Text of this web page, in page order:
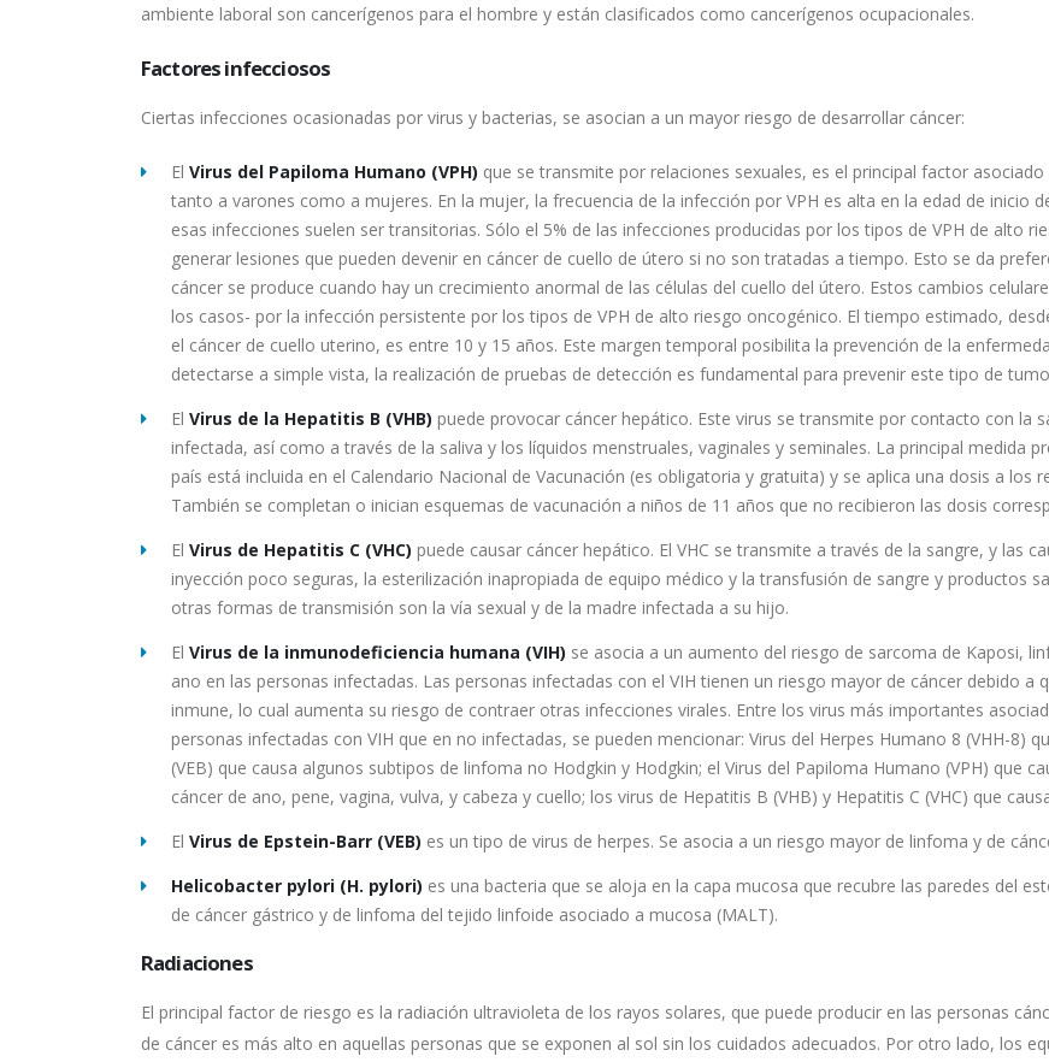
ambiente laboral son cancerígenos para el hombre y están clasificados como cancerígenos ocupacionales.
Factores infecciosos
Ciertas infecciones ocasionadas por virus y bacterias, se asocian a un mayor riesgo de desarrollar cáncer:
El Virus del Papiloma Humano (VPH) que se transmite por relaciones sexuales, es el principal factor
tanto a varones como a mujeres. En la mujer, la frecuencia de la infección por VPH es alta en la edad de inicio
esas infecciones suelen ser transitorias. Sólo el 5% de las infecciones producidas por los tipos de VPH de alto
generar lesiones que pueden devenir en cáncer de cuello de útero si no son tratadas a tiempo. Esto se da
cáncer se produce cuando hay un crecimiento anormal de las células del cuello del útero. Estos cambios
los casos- por la infección persistente por los tipos de VPH de alto riesgo oncogénico. El tiempo estimado,
el cáncer de cuello uterino, es entre 10 y 15 años. Este margen temporal posibilita la prevención de la
detectarse a simple vista, la realización de pruebas de detección es fundamental para prevenir este tipo de
El Virus de la Hepatitis B (VHB) puede provocar cáncer hepático. Este virus se transmite por contacto con la
infectada, así como a través de la saliva y los líquidos menstruales, vaginales y seminales. La principal medida
país está incluida en el Calendario Nacional de Vacunación (es obligatoria y gratuita) y se aplica una dosis a los
También se completan o inician esquemas de vacunación a niños de 11 años que no recibieron las dosis
El Virus de Hepatitis C (VHC) puede causar cáncer hepático. El VHC se transmite a través de la sangre, y las
inyección poco seguras, la esterilización inapropiada de equipo médico y la transfusión de sangre y productos
otras formas de transmisión son la vía sexual y de la madre infectada a su hijo.
El Virus de la inmunodeficiencia humana (VIH) se asocia a un aumento del riesgo de sarcoma de Kaposi,
ano en las personas infectadas. Las personas infectadas con el VIH tienen un riesgo mayor de cáncer debido
inmune, lo cual aumenta su riesgo de contraer otras infecciones virales. Entre los virus más importantes
personas infectadas con VIH que en no infectadas, se pueden mencionar: Virus del Herpes Humano 8 (VHH-8)
(VEB) que causa algunos subtipos de linfoma no Hodgkin y Hodgkin; el Virus del Papiloma Humano (VPH) que
cáncer de ano, pene, vagina, vulva, y cabeza y cuello; los virus de Hepatitis B (VHB) y Hepatitis C (VHC) que
El Virus de Epstein-Barr (VEB) es un tipo de virus de herpes. Se asocia a un riesgo mayor de linfoma y de
Helicobacter pylori (H. pylori) es una bacteria que se aloja en la capa mucosa que recubre las paredes del
de cáncer gástrico y de linfoma del tejido linfoide asociado a mucosa (MALT).
Radiaciones
El principal factor de riesgo es la radiación ultravioleta de los rayos solares, que puede producir en las personas
de cáncer es más alto en aquellas personas que se exponen al sol sin los cuidados adecuados. Por otro lado, los